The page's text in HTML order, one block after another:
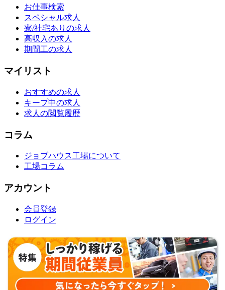
お仕事検索
スペシャル求人
寮/社宅ありの求人
高収入の求人
期間工の求人
マイリスト
おすすめの求人
キープ中の求人
求人の閲覧履歴
コラム
ジョブハウス工場について
工場コラム
アカウント
会員登録
ログイン